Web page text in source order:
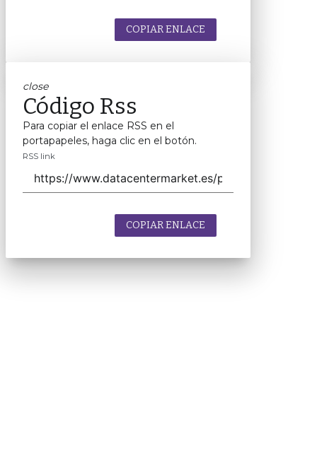
COPIAR ENLACE
close
Código Rss
Para copiar el enlace RSS en el
portapapeles, haga clic en el botón.
RSS link
COPIAR ENLACE